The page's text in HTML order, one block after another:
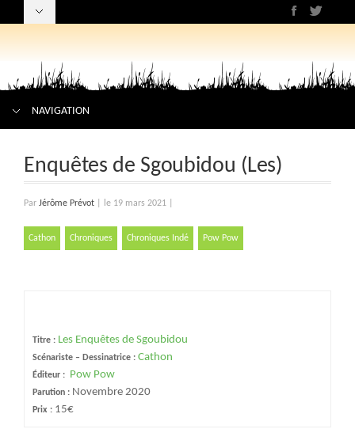
NAVIGATION
Enquêtes de Sgoubidou (Les)
Par Jérôme Prévot le 19 mars 2021
Cathon Chroniques Chroniques Indé Pow Pow
Titre : Les Enquêtes de Sgoubidou
Scénariste – Dessinatrice : Cathon
Éditeur : Pow Pow
Parution : Novembre 2020
Prix : 15€